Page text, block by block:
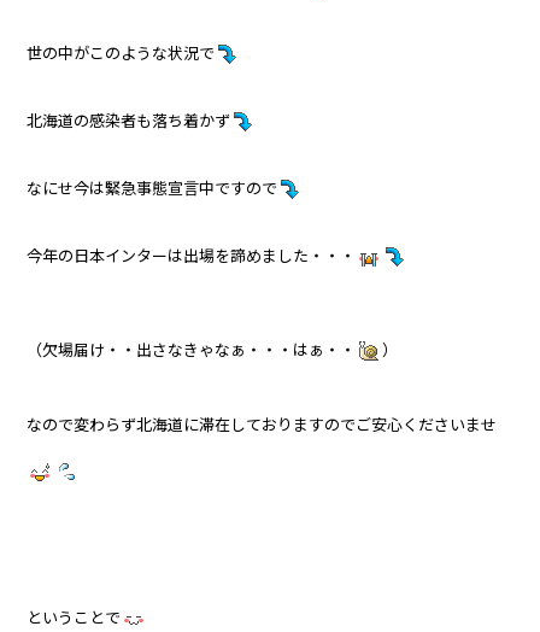
世の中がこのような状況で
北海道の感染者も落ち着かず
なにせ今は緊急事態宣言中ですので
今年の日本インターは出場を諦めました・・・
（欠場届け・・出さなきゃなぁ・・・はぁ・・ ）
なので変わらず北海道に滞在しておりますのでご安心くださいませ
ということで